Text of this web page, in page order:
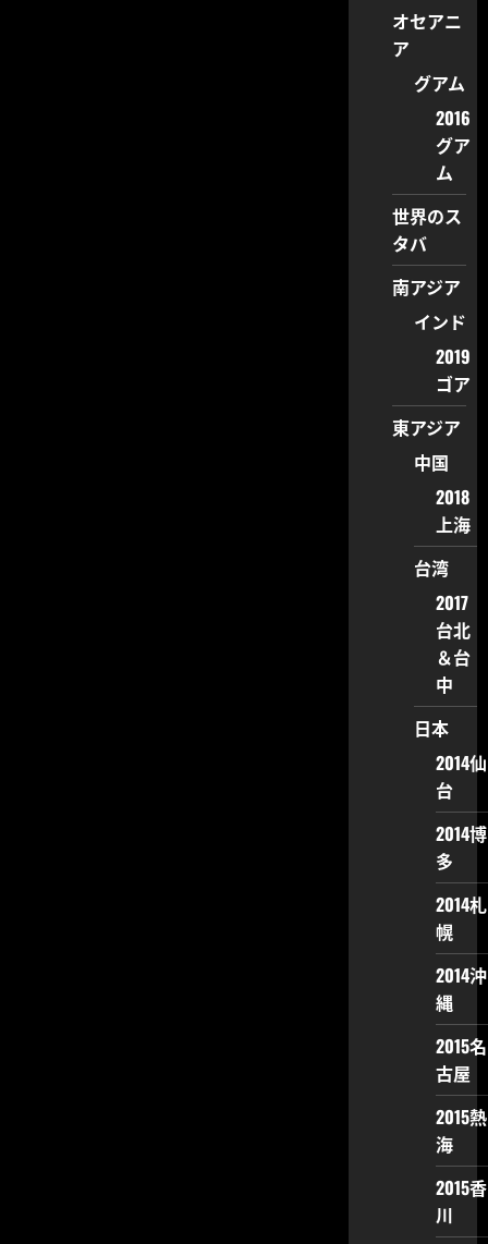
オセアニ
ア
グアム
2016
グア
ム
世界のス
タバ
南アジア
インド
2019
ゴア
東アジア
中国
2018
上海
台湾
2017
台北
＆台
中
日本
2014仙
台
2014博
多
2014札
幌
2014沖
縄
2015名
古屋
2015熱
海
2015香
川